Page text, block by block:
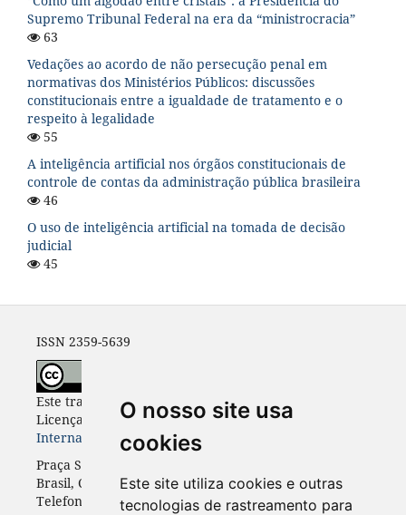
O nosso site usa
cookies
Este site utiliza cookies e outras
tecnologias de rastreamento para
Supremo Tribunal Federal na era da “ministrocracia”
63
Vedações ao acordo de não persecução penal em
normativas dos Ministérios Públicos: discussões
constitucionais entre a igualdade de tratamento e o
respeito à legalidade
55
A inteligência artificial nos órgãos constitucionais de
controle de contas da administração pública brasileira
46
O uso de inteligência artificial na tomada de decisão
judicial
45
ISSN 2359-5639
Este trabalho está licenciado com uma
Licença
Creative Commons - Atribuição 4.0
Internacional
.
Praça Santos Andrade, n. 50, 3º andar, Curitiba-PR,
Brasil, CEP 80.020-300
Telefone: +55 41 3352-0716